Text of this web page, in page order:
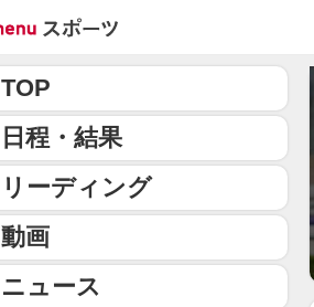
TOP
日程・結果
リーディング
動画
ニュース